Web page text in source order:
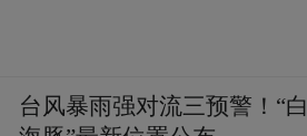
台风暴雨强对流三预警！“白